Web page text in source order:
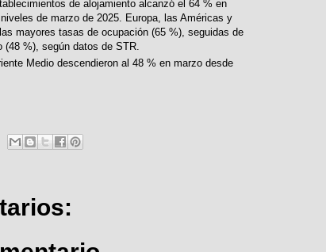
de alojamiento alcanzó el 64 % en
de marzo de 2025. Europa, las Américas y
mayores tasas de ocupación (65 %), seguidas de
%), según datos de STR.
Medio descendieron al 48 % en marzo desde